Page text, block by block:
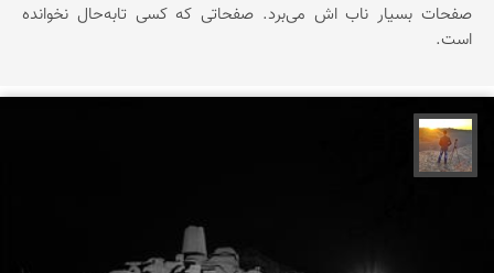
صفحات بسیار ناب اش می‌برد. صفحاتی که کسی تابه‌حال نخوانده
است.